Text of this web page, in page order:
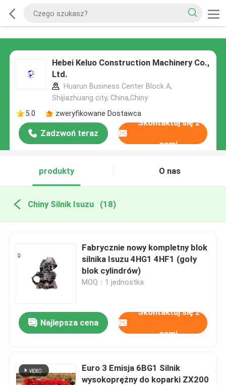
Hebei Keluo Construction Machinery Co.,
Ltd.
Huarun Business Center Block A,
Shijiazhuang city, China,Chiny
5.0
zweryfikowane Dostawca
Zadzwoń teraz
Skontaktuj się z
nami
produkty O nas
Chiny Silnik Isuzu (18)
Fabrycznie nowy kompletny blok
silnika Isuzu 4HG1 4HF1 (goły
blok cylindrów)
MOQ：1 jednostka
Najlepsza cena
Skontaktuj się z
nami
Euro 3 Emisja 6BG1 Silnik
wysokoprężny do koparki ZX200